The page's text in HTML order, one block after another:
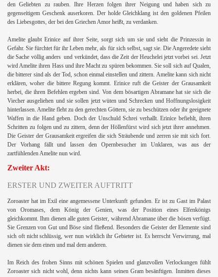
den Geliebten zu rauben. Ihre Herzen folgen ihrer Neigung und haben sich zu
gegenseitigem Geschenk auserkoren. Der holde Gleichklang ist den goldenen Pfeilen
des Liebesgottes, der bei den Griechen Amor heißt, zu verdanken.
Amelite glaubt Erinice auf ihrer Seite, sorgt sich um sie und sieht die Prinzessin in
Gefahr. Sie fürchtet für ihr Leben mehr, als für sich selbst, sagt sie. Die Angeredete sieht
die Sache völlig anders und verkündet, dass die Zeit der Heuchelei jetzt vorbei sei. Jetzt
wird Amelite ihren Hass und ihre Macht zu spüren bekommen. Sie soll sich auf Qualen,
die bitterer sind als der Tod, schon einmal einstellen und zittern. Amelite kann sich nicht
erklären, woher die bittere Regung kommt. Erinice ruft die Geister der Grausamkeit
herbei, die ihren Befehlen ergeben sind. Von dem bösartigen Abramane hat sie sich die
Viecher ausgeliehen und sie sollen jetzt wüten und Schrecken und Hoffnungslosigkeit
hinterlassen. Amelite fleht zu den gerechten Göttern, sie zu beschützen oder ihr geeignete
Waffen in die Hand geben. Doch der Unschuld Schrei verhallt. Erinice befiehlt, ihren
Schritten zu folgen und zu zittern, denn der Höllenfürst wird sich jetzt ihrer annehmen.
Die Geister der Grausamkeit ergreifen die sich Sträubende und zerren sie mit sich fort.
Der Vorhang fällt und lassen den Opernbesucher im Unklaren, was aus der
zartfühlenden Amelite nun wird.
Zweiter Akt:
ERSTER UND ZWEITER AUFTRITT
Zoroaster hat im Exil eine angemessene Unterkunft gefunden. Er ist zu Gast im Palast
von Oromases, dem König der Genien, was der Position eines Elfenkönigs
gleichkommt. Ihm dienen alle guten Geister, während Abramane über die bösen verfügt.
Sie Grenzen von Gut und Böse sind fließend. Besonders die Geister der Elemente sind
sich oft nicht schlüssig, wer nun wirklich ihr Gebieter ist. Es herrscht Verwirrung, mal
dienen sie dem einen und mal dem anderen.
Im Reich des frohen Sinns mit schönen Spielen und glanzvollen Verlockungen fühlt
Zoroaster sich nicht wohl, denn nichts kann seinen Gram besänftigen. Inmitten dieses